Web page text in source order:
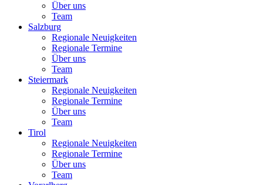
Über uns
Team
Salzburg
Regionale Neuigkeiten
Regionale Termine
Über uns
Team
Steiermark
Regionale Neuigkeiten
Regionale Termine
Über uns
Team
Tirol
Regionale Neuigkeiten
Regionale Termine
Über uns
Team